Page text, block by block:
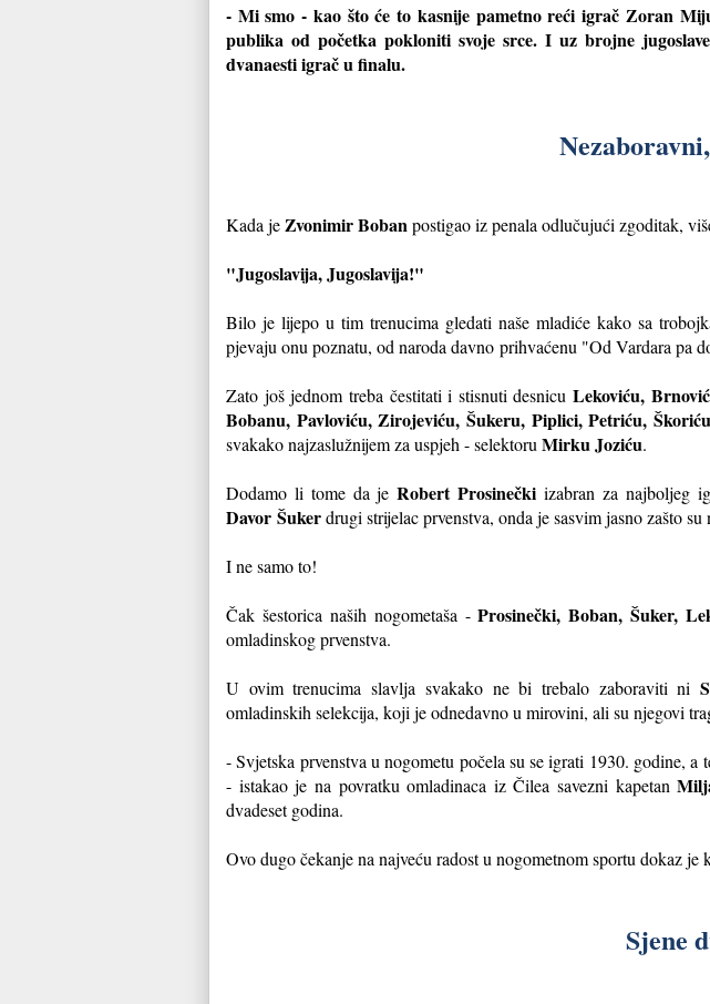
- Mi smo - kao što će to kasnije pametno reći igrač Zoran
publika od početka pokloniti svoje srce. I uz brojne
dvanaesti igrač u finalu.
Kada je Zvonimir Boban postigao iz penala odlučujući zgoditak,
"Jugoslavija, Jugoslavija!"
Bilo je lijepo u tim trenucima gledati naše mladiće kako sa
pjevaju onu poznatu, od naroda davno prihvaćenu "Od Vardara pa
Zato još jednom treba čestitati i stisnuti desnicu Lekoviću,
Bobanu, Pavloviću, Zirojeviću, Šukeru, Piplici, Petriću,
svakako najzaslužnijem za uspjeh - selektoru Mirku Joziću.
Dodamo li tome da jeRobert Prosinečki izabran za najboljeg
Davor Šukerdrugi strijelac prvenstva, onda je sasvim jasno zašto
I ne samo to!
Čak šestorica naših nogometaša -Prosinečki, Boban, Šuker,
omladinskog prvenstva.
U ovim trenucima slavlja svakako ne bi trebalo zaboraviti ni
omladinskih selekcija, koji je odnedavno u mirovini, ali su njegovi
- Svjetska prvenstva u nogometu počela su se igrati 1930. godine,
- istakao je na povratku omladinaca iz Čilea savezni kapetan
dvadeset godina.
Ovo dugo čekanje na najveću radost u nogometnom sportu dokaz
Sjene